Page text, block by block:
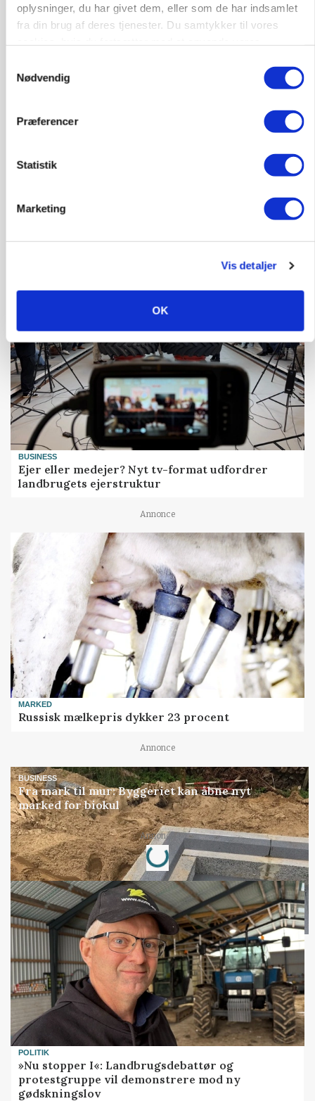
oplysninger, du har givet dem, eller som de har indsamlet
fra din brug af deres tjenester. Du samtykker til vores
Nødvendig
Præferencer
Statistik
Marketing
Vis detaljer
OK
MARKEDSFOKUS
Prisgab på 20 kroner pr. kg vokser: Polsk kylling
BUSINESS
Ejer eller medejer? Nyt tv-format udfordrer
landbrugets ejerstruktur
Annonce
MARKED
Russisk mælkepris dykker 23 procent
Annonce
BUSINESS
Fra mark til mur: Byggeriet kan åbne nyt
marked for biokul
Annonce
Loading...
POLITIK
»Nu stopper I«: Landbrugsdebattør og
protestgruppe vil demonstrere mod ny
gødskningslov